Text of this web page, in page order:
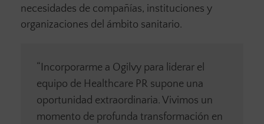
necesidades de compañías, instituciones y
organizaciones del ámbito sanitario.
“Incorporarme a Ogilvy para liderar el
equipo de Healthcare PR supone una
oportunidad extraordinaria. Vivimos un
momento de profunda transformación en